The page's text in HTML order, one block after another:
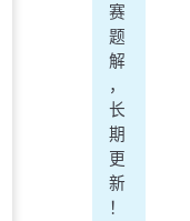
赛
题
解
，
长
期
更
新
！